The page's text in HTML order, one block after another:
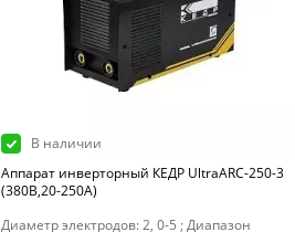
В наличии
Аппарат инверторный КЕДР UltraARC-250-3
(380В,20-250А)
Диаметр электродов: 2, 0-5 ; Диапазон